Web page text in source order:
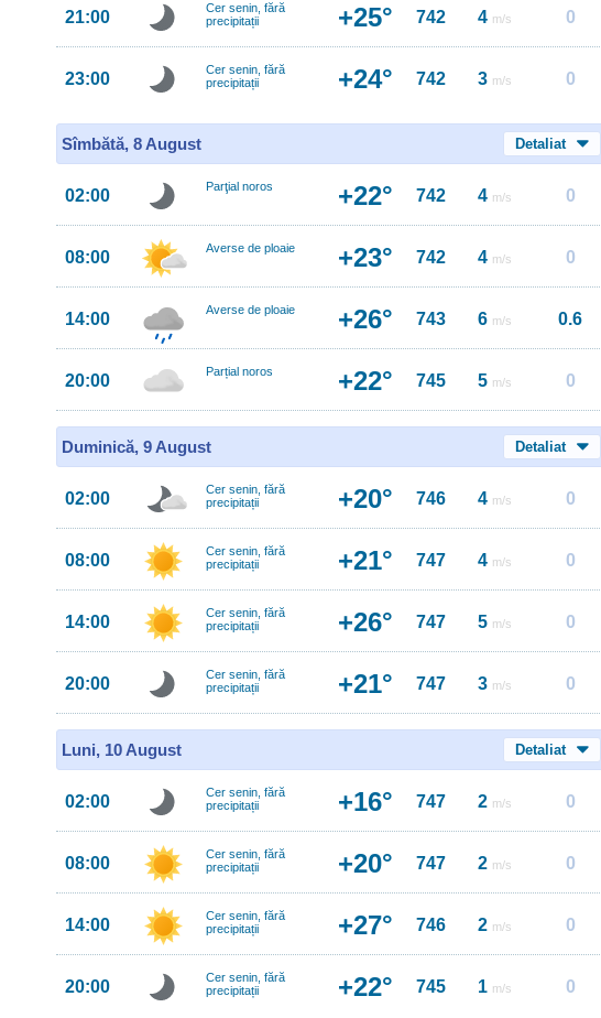
21:00
Cer senin, fără
precipitații
+25° 742 4 m/s 0
23:00
Cer senin, fără
precipitații
+24° 742 3 m/s 0
Sîmbătă, 8 August Detaliat
02:00 Parţial noros +22° 742 4 m/s 0
08:00 Averse de ploaie +23° 742 4 m/s 0
14:00 Averse de ploaie +26° 743 6 m/s 0.6
20:00 Parțial noros +22° 745 5 m/s 0
Duminică, 9 August Detaliat
02:00
Cer senin, fără
precipitații
+20° 746 4 m/s 0
08:00
Cer senin, fără
precipitații
+21° 747 4 m/s 0
14:00
Cer senin, fără
precipitații
+26° 747 5 m/s 0
20:00
Cer senin, fără
precipitații
+21° 747 3 m/s 0
Luni, 10 August Detaliat
02:00
Cer senin, fără
precipitații
+16° 747 2 m/s 0
08:00
Cer senin, fără
precipitații
+20° 747 2 m/s 0
14:00
Cer senin, fără
precipitații
+27° 746 2 m/s 0
20:00
Cer senin, fără
precipitații
+22° 745 1 m/s 0